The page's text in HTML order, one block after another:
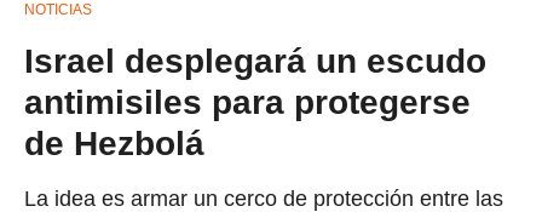
NOTICIAS
Israel desplegará un escudo
antimisiles para protegerse
de Hezbolá
La idea es armar un cerco de protección entre las